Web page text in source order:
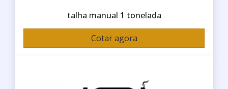
talha manual 1 tonelada
Cotar agora